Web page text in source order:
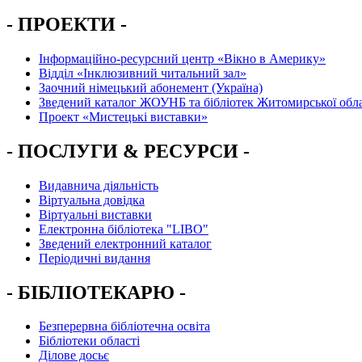
- ПРОЕКТИ -
Інформаційно-ресурсний центр «Вікно в Америку»
Вiддiл «Інклюзивний читальний зал»
Заочний німецький абонемент (Україна)
Зведений каталог ЖОУНБ та бібліотек Житомирської
Проект «Мистецькі виставки»
- ПОСЛУГИ & РЕСУРСИ -
Видавнича діяльність
Віртуальна довідка
Віртуальні виставки
Електронна бібліотека "LIBO"
Зведений електронний каталог
Періодичні видання
- БІБЛІОТЕКАРЮ -
Безперервна бібліотечна освіта
Бібліотеки області
Ділове досьє